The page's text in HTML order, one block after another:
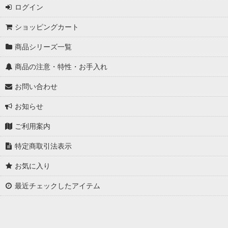
ログイン
ショッピングカート
商品シリーズ一覧
商品の注意・特性・お手入れ
お問い合わせ
お知らせ
ご利用案内
特定商取引法表示
お気に入り
最近チェックしたアイテム